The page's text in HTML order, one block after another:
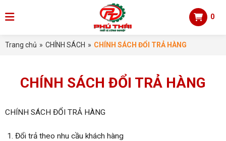
0
Trang chủ » CHÍNH SÁCH » CHÍNH SÁCH ĐỔI TRẢ HÀNG
CHÍNH SÁCH ĐỔI TRẢ HÀNG
CHÍNH SÁCH ĐỔI TRẢ HÀNG
Đổi trả theo nhu cầu khách hàng